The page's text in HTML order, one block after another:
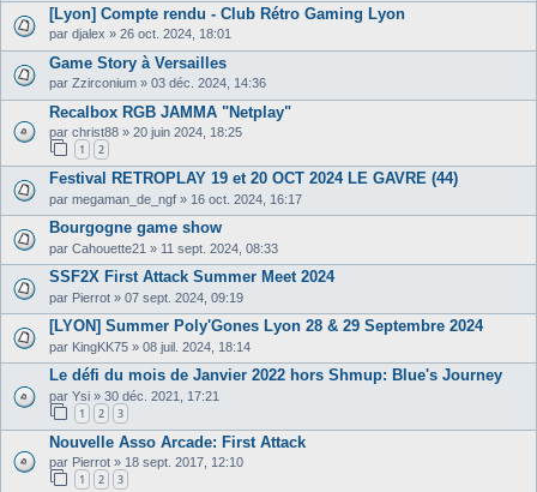
[Lyon] Compte rendu - Club Rétro Gaming Lyon
par djalex » 26 oct. 2024, 18:01
Game Story à Versailles
par Zzirconium » 03 déc. 2024, 14:36
Recalbox RGB JAMMA "Netplay"
par christ88 » 20 juin 2024, 18:25
1 2
Festival RETROPLAY 19 et 20 OCT 2024 LE GAVRE (44)
par megaman_de_ngf » 16 oct. 2024, 16:17
Bourgogne game show
par Cahouette21 » 11 sept. 2024, 08:33
SSF2X First Attack Summer Meet 2024
par Pierrot » 07 sept. 2024, 09:19
[LYON] Summer Poly'Gones Lyon 28 & 29 Septembre 2024
par KingKK75 » 08 juil. 2024, 18:14
Le défi du mois de Janvier 2022 hors Shmup: Blue's Journey
par Ysi » 30 déc. 2021, 17:21
1 2 3
Nouvelle Asso Arcade: First Attack
par Pierrot » 18 sept. 2017, 12:10
1 2 3